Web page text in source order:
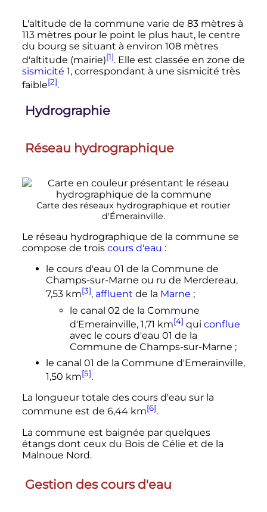
L'altitude de la commune varie de 83 mètresà
113 mètrespour le point le plus haut, le centre
du bourg se situant à environ 108 mètres
d'altitude (mairie)[1]. Elle est classée en zone de
sismicité 1, correspondant à une sismicité très
faible[2].
Hydrographie
Réseau hydrographique
Carte des réseaux hydrographique et routier
d'Émerainville.
Le réseau hydrographique de la commune se
compose de trois cours d'eau :
le cours d'eau 01 de la Commune de
Champs-sur-Marne ou ru de Merdereau,
7,53 km[3], affluent de la Marne ;
le canal 02 de la Commune
d'Emerainville, 1,71 km[4] qui conflue
avec le cours d'eau 01 de la
Commune de Champs-sur-Marne ;
le canal 01 de la Commune d'Emerainville,
1,50 km[5].
La longueur totale des cours d'eau sur la
commune est de 6,44 km[6].
La commune est baignée par quelques
étangs dont ceux du Bois de Célie et de la
Malnoue Nord.
Gestion des cours d'eau